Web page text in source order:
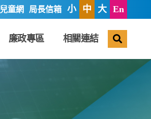
兒童網 局長信箱 小 中 大 En
廉政專區 相關連結